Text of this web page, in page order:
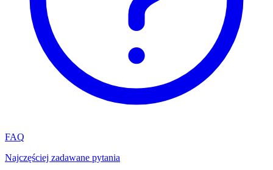
FAQ
Najczęściej zadawane pytania